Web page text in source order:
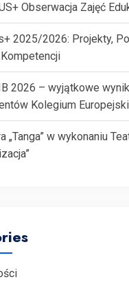
Obserwacja Zajęć
2025/2026: Projekty,
2026 – wyjątkowe
Kolegium
„Tanga” w wykonaniu